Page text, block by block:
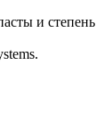
и степень